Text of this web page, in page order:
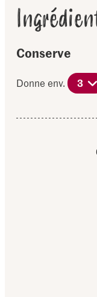
Conserve
Donne env. 3